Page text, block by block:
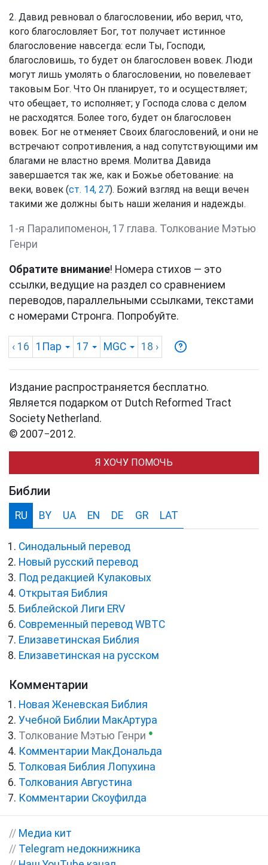
2. Давид ревновал о благословении, ибо верил, что,
кого благословляет Бог, тот получает истинное
благословение навсегда: если Ты, Господи,
благословишь, то будет он благословен вовек. Люди
могут лишь умолять о благословении, но повелевает
таковым Бог. Что Он планирует, то и осуществляет;
что обещает, то исполняет; у Господа слова с делом
не расходятся. Более того, будет он благословен
вовек. Бог не отменяет Своих благословений, и они не
встречают сопротивления, а над сопутствующими им
благами не властно время. Молитва Давида
завершается так же, как и Божье обетование: на
веки, вовек (ст. 14, 27). Божий взгляд на вещи вечен
такими же должны быть наши желания и надежды.
1-я Паралипоменон, 17 глава. Толкование Мэтью
Генри
Обратите внимание! Номера стихов — это
ссылки, ведущие на раздел со сравнением
переводов, параллельными ссылками, текстами
с номерами Стронга. Попробуйте.
‹ 16 1Пар 17 MGC 18 ›
Издание распространяется бесплатно.
Является подарком от Dutch Reformed Tract
Society Netherland.
© 2007−2012.
Я ХОЧУ ПОМОЧЬ
Библии
RU BY UA EN DE GR LAT
Синодальный перевод
Новый русский перевод
Под редакцией Кулаковых
Открытая Библия
Библейской Лиги ERV
Cовременный перевод WBTC
Елизаветинская Библия
Елизаветинская на русском
Комментарии
Новая Женевская Библия
Учебной Библии МакАртура
Толкование Мэтью Генри ●
Комментарии МакДональда
Толковая Библия Лопухина
Толкования Августина
Комментарии Скоуфилда
// Медиа кит
// Telegram недокнижника